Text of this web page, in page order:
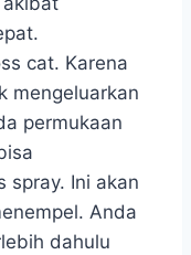
cat. Karena
mengeluarkan
permukaan
spray. Ini akan
Anda
dahulu